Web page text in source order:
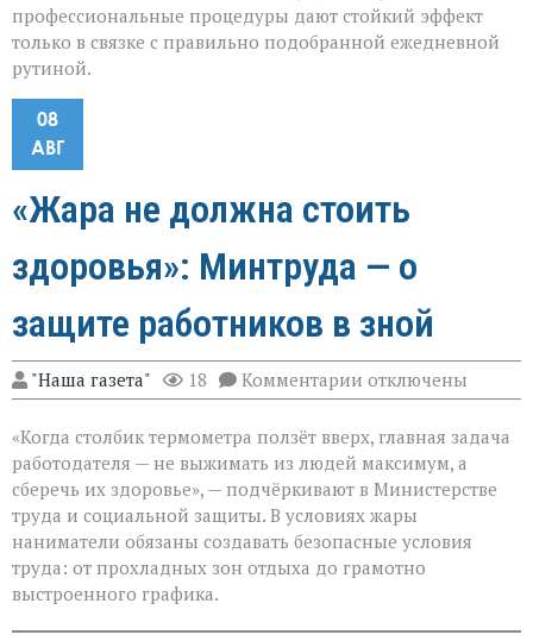
профессиональные процедуры дают стойкий эффект
только в связке с правильно подобранной ежедневной
рутиной.
08
АВГ
«Жара не должна стоить
здоровья»: Минтруда — о
защите работников в зной
"Наша газета" 18 Комментарии к
записи
не
должна
стоить
здоровья»:
Минтруда — о
защите
работников
в
отключены
«Когда столбик термометра ползёт вверх, главная задача
работодателя — не выжимать из людей максимум, а
сберечь их здоровье», — подчёркивают в Министерстве
труда и социальной защиты. В условиях жары
наниматели обязаны создавать безопасные условия
труда: от прохладных зон отдыха до грамотно
выстроенного графика.